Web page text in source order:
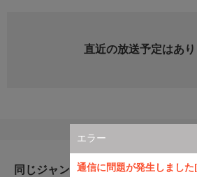
エラー
通信に問題が発生しまし
直近の放送予定はあ
同じジャンルのおすすめ番組